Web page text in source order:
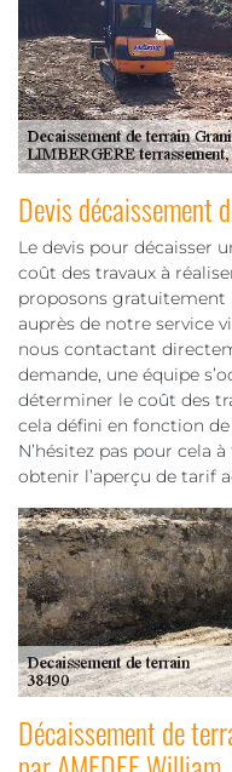
Devis décaissement
Le devis pour décaisser
coût des travaux à
proposons gratuitement
auprès de notre service
nous contactant
demande, une équipe
déterminer le coût des
cela défini en fonction
N’hésitez pas pour cela
obtenir l’aperçu de tarif
Décaissement de